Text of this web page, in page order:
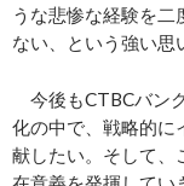
うな悲惨な経験を二
ない、という強い思
今後もCTBCバン
化の中で、戦略的に
献したい。そして、